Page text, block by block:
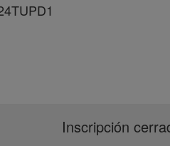
Inscripción